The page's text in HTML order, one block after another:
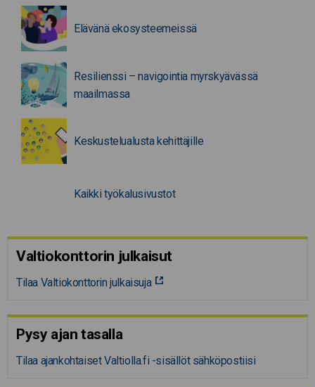
Elävänä ekosysteemeissä
Resilienssi – navigointia myrskyävässä
maailmassa
Keskustelualusta kehittäjille
Kaikki työkalusivustot
Valtiokonttorin julkaisut
Tilaa Valtiokonttorin julkaisuja
Pysy ajan tasalla
Tilaa ajankohtaiset Valtiolla.fi -sisällöt sähköpostiisi